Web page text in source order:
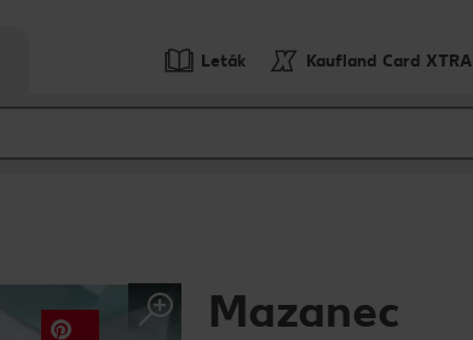
Leták Kaufland Card XTRA
Mazanec